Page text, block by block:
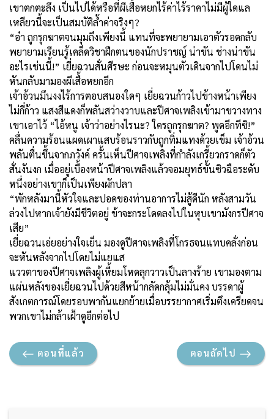
เขาตกตะลึง เป็นไปได้หรือที่ผีเสื้อหยกไร้ค่าไร้ราคาไม่มีผู้ใดแล
เหลียวนี้จะเป็นสมบัติล้ำค่าจริงๆ?
“อ๋า ถูกรุกฆาตจนมุมถึงเพียงนี้ แทนที่จะพยายามเอาตัวรอดกลับ
พยายามเรียนรู้เคล็ดวิชาฝึกตนของนักปราชญ์ น่าขัน ช่างน่าขัน
อะไรเช่นนี้!” เยี่ยฉวนสั่นศีรษะ ก่อนจะหมุนตัวเดินจากไปโดนไม่
หันกลับมามองผีเสื้อหยกอีก
เจ้าอ้วนมึนงงไร้การตอบสนองใดๆ เยี่ยฉวนก้าวไปข้างหน้าเพียง
ไม่กี่ก้าว แสงสีแดงก็พลันสว่างวาบและปีศาจเพลิงเข้ามาขวางทาง
เขาเอาไว้ “ไอ้หนู เจ้าว่าอย่างไรนะ? ใครถูกรุกฆาต? พูดอีกทีซิ!”
คลื่นความร้อนแผดเผาแสบร้อนราวกับถูกทิ่มแทงด้วยเข็ม เจ้าอ้วน
พลันตื่นขึ้นจากภวังค์ ครั้นเห็นปีศาจเพลิงที่กำลังเกรี้ยวกราดก็ตัว
สั่นงันงก เมื่ออยู่เบื้องหน้าปีศาจเพลิงแล้วจอมยุทธ์ขั้นซิวฉือระดับ
หนึ่งอย่างเขาก็เป็นเพียงผักปลา
“พักหลังมานี้หัวใจและปอดของท่านอาการไม่สู้ดีนัก หลังสามวัน
ล่วงไปหากเจ้ายังมีชีวิตอยู่ ข้าจะกระโดดลงไปในหุบเขามังกรปีศาจ
เสีย”
เยี่ยฉวนเอ่ยอย่างใจเย็น มองดูปีศาจเพลิงที่โกรธจนแทบคลั่งก่อน
จะหันหลังจากไปโดยไม่แยแส
แววตาของปีศาจเพลิงผู้เหี้ยมโหดลุกวาวเป็นลางร้าย เขามองตาม
แผ่นหลังของเยี่ยฉวนไปด้วยสีหน้ากลัดกลุ้มไม่มั่นคง บรรดาผู้
สังเกตการณ์โดยรอบพากันแยกย้ายเมื่อบรรยากาศเริ่มตึงเครียดจน
พวกเขาไม่กล้าเฝ้าดูอีกต่อไป
ตอนที่แล้ว ตอนถัดไป